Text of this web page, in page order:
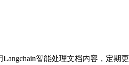
智能处理文档内容，定期